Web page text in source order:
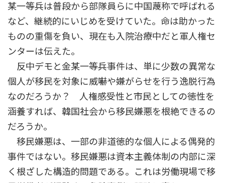
某一等兵は普段から部隊員らに中国蔑称で呼ばれる
など、継続的にいじめを受けていた。命は助かった
ものの重傷を負い、現在も入院治療中だと軍人権セ
ンターは伝えた。
反中デモと金某一等兵事件は、単に少数の異常な
個人が移民を対象に威嚇や嫌がらせを行う逸脱行為
なのだろうか？ 人権感受性と市民としての徳性を
涵養すれば、韓国社会から移民嫌悪を根絶できるの
だろうか。
移民嫌悪は、一部の非道徳的な個人による偶発的
事件ではない。移民嫌悪は資本主義体制の内部に深
く根ざした構造的問題である。これは労働現場で移